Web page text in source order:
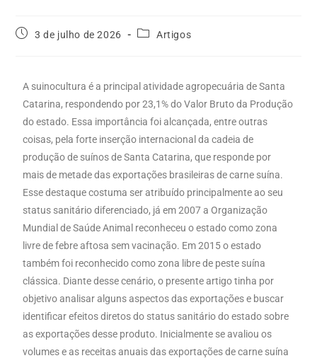
3 de julho de 2026 Artigos
A suinocultura é a principal atividade agropecuária de Santa
Catarina, respondendo por 23,1% do Valor Bruto da Produção
do estado. Essa importância foi alcançada, entre outras
coisas, pela forte inserção internacional da cadeia de
produção de suínos de Santa Catarina, que responde por
mais de metade das exportações brasileiras de carne suína.
Esse destaque costuma ser atribuído principalmente ao seu
status sanitário diferenciado, já em 2007 a Organização
Mundial de Saúde Animal reconheceu o estado como zona
livre de febre aftosa sem vacinação. Em 2015 o estado
também foi reconhecido como zona libre de peste suína
clássica. Diante desse cenário, o presente artigo tinha por
objetivo analisar alguns aspectos das exportações e buscar
identificar efeitos diretos do status sanitário do estado sobre
as exportações desse produto. Inicialmente se avaliou os
volumes e as receitas anuais das exportações de carne suína